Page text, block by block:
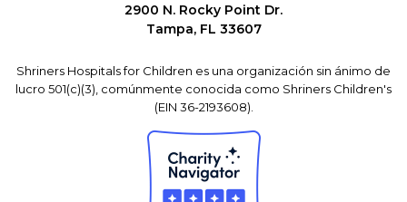
2900 N. Rocky Point Dr.
Tampa, FL 33607
Shriners Hospitals for Children es una organización sin ánimo de
lucro 501(c)(3), comúnmente conocida como Shriners Children's
(EIN 36-2193608).